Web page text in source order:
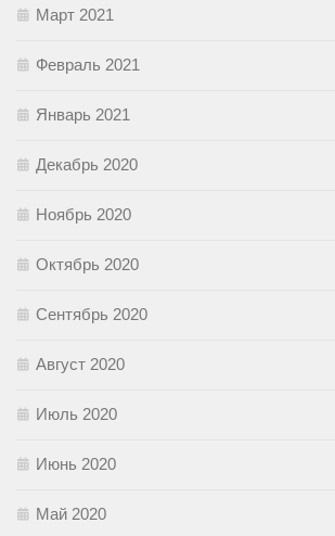
Март 2021
Февраль 2021
Январь 2021
Декабрь 2020
Ноябрь 2020
Октябрь 2020
Сентябрь 2020
Август 2020
Июль 2020
Июнь 2020
Май 2020